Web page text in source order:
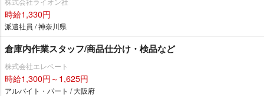
時給1,330円
派遣社員 / 神奈川県
倉庫内作業スタッフ/商品仕分け・検品など
株式会社エレベート
時給1,300円～1,625円
アルバイト・パート / 大阪府